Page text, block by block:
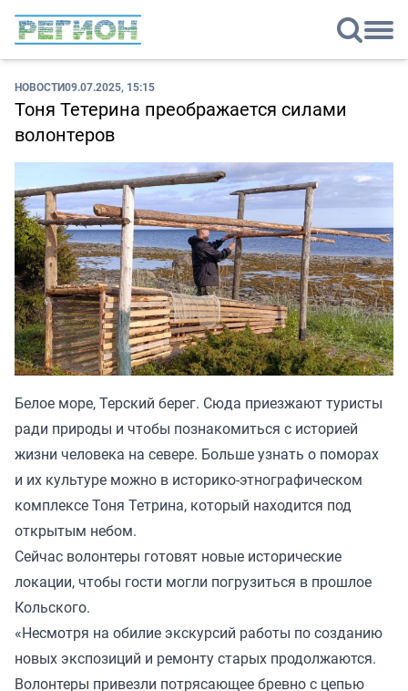
НОВОСТИ09.07.2025, 15:15
Тоня Тетерина преображается силами
волонтеров
Белое море, Терский берег. Сюда приезжают туристы
ради природы и чтобы познакомиться с историей
жизни человека на севере. Больше узнать о поморах
и их культуре можно в историко-этнографическом
комплексе Тоня Тетрина, который находится под
открытым небом.
Сейчас волонтеры готовят новые исторические
локации, чтобы гости могли погрузиться в прошлое
Кольского.
«Несмотря на обилие экскурсий работы по созданию
новых экспозиций и ремонту старых продолжаются.
Волонтеры привезли потрясающее бревно с цепью